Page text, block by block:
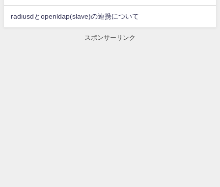
radiusdとopenldap(slave)の連携について
スポンサーリンク